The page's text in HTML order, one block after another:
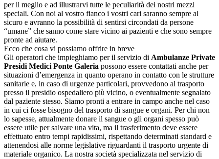
per il meglio e ad illustrarvi tutte le peculiarità dei nostri mezzi
speciali. Con noi al vostro fianco i vostri cari saranno sempre al
sicuro e avranno la possibilità di sentirsi circondati da persone
“umane” che sanno come stare vicino ai pazienti e che sono sempre
pronte ad aiutare.
Ecco che cosa vi possiamo offrire in breve
Gli operatori che impieghiamo per il servizio di Ambulanze Private
Presidi Medici Ponte Galeria possono essere contattati anche per
situazioni d’emergenza in quanto operano in contatto con le strutture
sanitarie e, in caso di urgenze particolari, provvedono al trasporto
presso il presidio ospedaliero più vicino, o eventualmente segnalato
dal paziente stesso. Siamo pronti a entrare in campo anche nel caso
in cui ci fosse bisogno del trasporto di sangue e organi. Per chi non
lo sapesse, attualmente donare il sangue o gli organi spesso può
essere utile per salvare una vita, ma il trasferimento deve essere
effettuato entro tempi rapidissimi, rispettando determinati standard e
attenendosi alle norme legislative riguardanti il trasporto urgente di
materiale organico. La nostra società specializzata nel servizio di